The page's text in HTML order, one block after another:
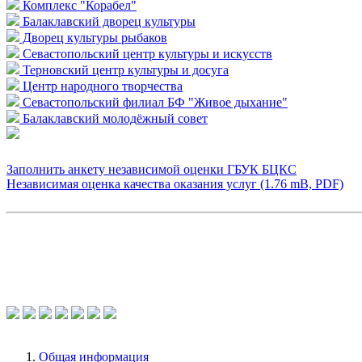
Комплекс "Корабел"
Балаклавский дворец культуры
Дворец культуры рыбаков
Севастопольский центр культуры и искусств
Терновский центр культуры и досуга
Центр народного творчества
Севастопольский филиал БФ "Живое дыхание"
Балаклавский молодёжный совет
Заполнить анкету независимой оценки ГБУК БЦКС
Независимая оценка качества оказания услуг (1.76 mB, PDF)
Общая информация